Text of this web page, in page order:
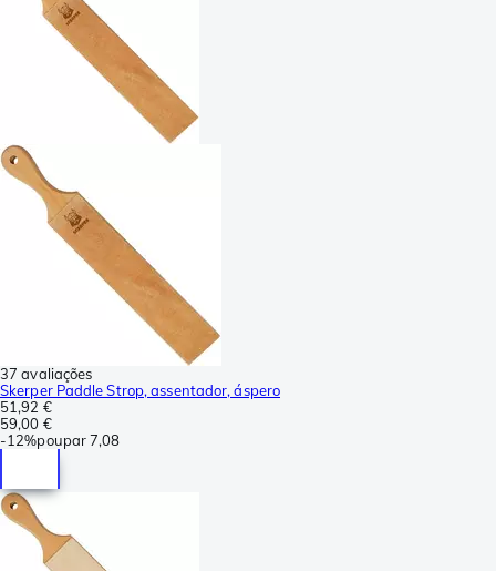
37 avaliações
Skerper Paddle Strop, assentador, áspero
51,92 €
59,00 €
-12%poupar7,08